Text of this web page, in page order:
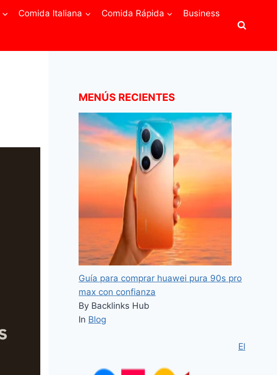
Comida Italiana Comida Rápida Business
MENÚS RECIENTES
Guía para comprar huawei pura 90s pro
max con confianza
By Backlinks Hub
In Blog
El